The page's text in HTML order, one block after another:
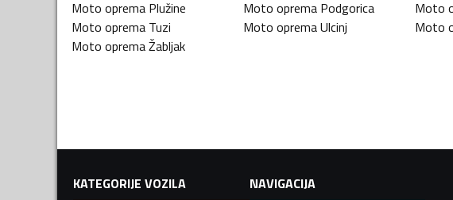
Moto oprema Plužine Moto oprema Podgorica Moto
Moto oprema Tuzi Moto opremaUlcinj Moto
Moto opremaŽabljak
KATEGORIJE VOZILA
NAVIGACIJA